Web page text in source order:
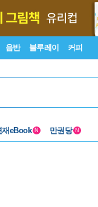
음반 블루레이 커피
재eBook N 만권당 N